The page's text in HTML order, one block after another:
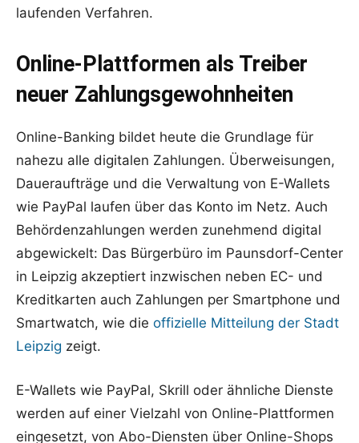
laufenden Verfahren.
Online-Plattformen als Treiber
neuer Zahlungsgewohnheiten
Online-Banking bildet heute die Grundlage für
nahezu alle digitalen Zahlungen. Überweisungen,
Daueraufträge und die Verwaltung von E-Wallets
wie PayPal laufen über das Konto im Netz. Auch
Behördenzahlungen werden zunehmend digital
abgewickelt: Das Bürgerbüro im Paunsdorf-Center
in Leipzig akzeptiert inzwischen neben EC- und
Kreditkarten auch Zahlungen per Smartphone und
Smartwatch, wie die offizielle Mitteilung der Stadt
Leipzig zeigt.
E-Wallets wie PayPal, Skrill oder ähnliche Dienste
werden auf einer Vielzahl von Online-Plattformen
eingesetzt, von Abo-Diensten über Online-Shops